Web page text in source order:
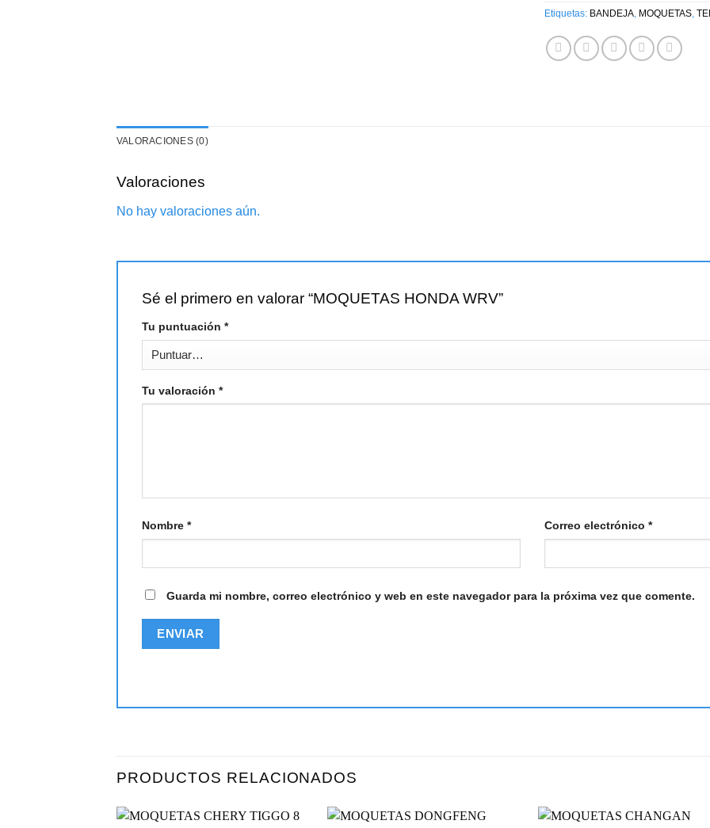
Etiquetas: BANDEJA, MOQUETAS,
VALORACIONES (0)
Valoraciones
No hay valoraciones aún.
Sé el primero en valorar “MOQUETAS HONDA WRV”
Tu puntuación *
Tu valoración *
Nombre * Correo electrónico *
Guarda mi nombre, correo electrónico y web en este navegador para la próxima vez que comente.
PRODUCTOS RELACIONADOS